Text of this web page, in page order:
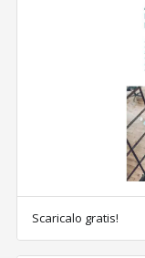
Scaricalo gratis!